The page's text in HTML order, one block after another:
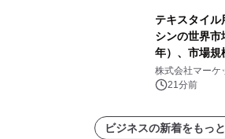
テキスタイル
シンの世界
年）、市場規
マシン、ジェ
ン、ローラー
株式会社マーケ
21分前
ビジネスの新着をもっ